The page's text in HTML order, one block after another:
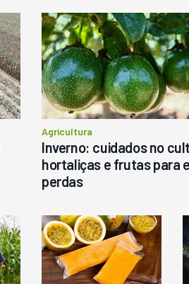
1987
Londrina
R$ 145.000
Consultar
Agricultura
Inverno: cuidados no
hortaliças e frutas para
perdas